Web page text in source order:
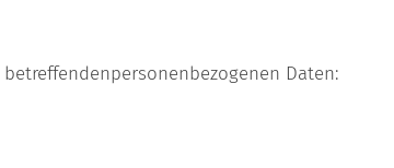
Daten: